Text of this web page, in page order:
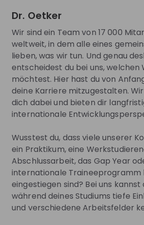
dem alle eines gemeinsam haben:
wir tun. Und genau deshalb
welchen Weg du gehen möchtest.
Anfang an die Chance, deine
mitzugestalten. Wir unterstützen
Bei uns kannst du als Praktikant*in,
Direkteinsteiger*in oder Trainee
Neugierig? Dann nimm an unserem
und #JoinTheTaste🍕
Get noticed byDr. Oetker
Join their Talent Pool so they
you.
Dr. Oetker
Wir sind ein Team von 17 000
weltweit, in dem alle eines
lieben, was wir tun. Und genau
entscheidest du bei uns, welchen
möchtest. Hier hast du von
deine Karriere mitzugestalten.
dich dabei und bieten dir
internationale
Wusstest du, dass viele unserer
ein Praktikum, eine
Abschlussarbeit, das Gap Year
internationale Traineeprogramm
eingestiegen sind? Bei uns
während deines Studiums tiefe
und verschiedene Arbeitsfelder